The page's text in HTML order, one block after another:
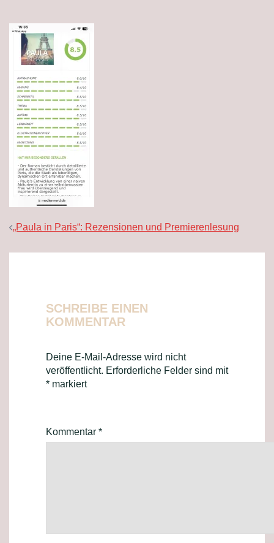
BEITRAGSNAVIGATION
„Paula in Paris“: Rezensionen und Premierenlesung
SCHREIBE EINEN
KOMMENTAR
Deine E-Mail-Adresse wird nicht
veröffentlicht. Erforderliche Felder sind mit
* markiert
Kommentar *